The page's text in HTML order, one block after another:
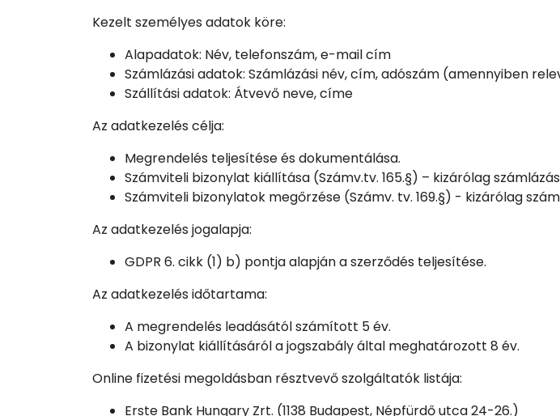
Kezelt személyes adatok köre:
Alapadatok: Név, telefonszám, e-mail cím
Számlázási adatok: Számlázási név, cím, adószám (amennyiben
Szállítási adatok: Átvevő neve, címe
Az adatkezelés célja:
Megrendelés teljesítése és dokumentálása.
Számviteli bizonylat kiállítása (Számv.tv. 165.§) – kizárólag
Számviteli bizonylatok megőrzése (Számv. tv. 169.§) - kizárólag
Az adatkezelés jogalapja:
GDPR 6. cikk (1) b) pontja alapján a szerződés teljesítése.
Az adatkezelés időtartama:
A megrendelés leadásától számított 5 év.
A bizonylat kiállításáról a jogszabály által meghatározott 8 év.
Online fizetési megoldásban résztvevő szolgáltatók listája:
Erste Bank Hungary Zrt. (1138 Budapest, Népfürdő utca 24-26.)